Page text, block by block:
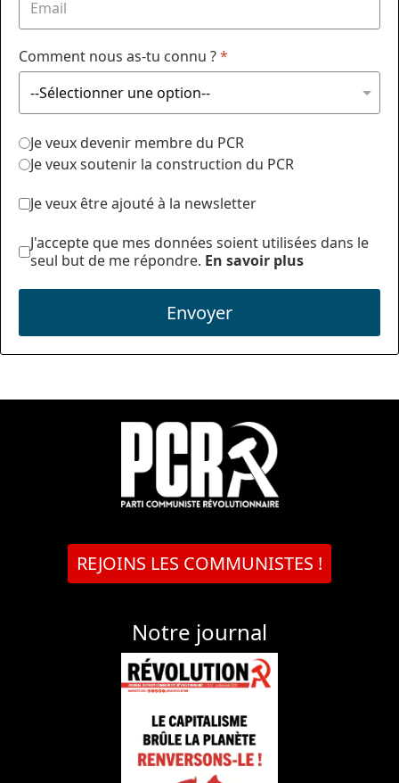
Comment nous as-tu connu ?*
Je veux devenir membre du PCR
Je veux soutenir la construction du PCR
Je veux être ajouté à la newsletter
J'accepte que mes données soient utilisées dans le
seul but de me répondre. En savoir plus
Envoyer
REJOINS LES COMMUNISTES !
Notre journal